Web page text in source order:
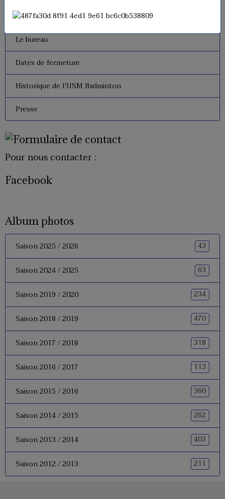
Le règlement interne
Le bureau
Dates de fermeture
Historique de l'USM Badminton
Presse
Pour nous contacter :
Facebook
Album photos
Saison 2025 / 2026 43
Saison 2024 / 2025 63
Saison 2019 / 2020 234
Saison 2018 / 2019 470
Saison 2017 / 2018 318
Saison 2016 / 2017 113
Saison 2015 / 2016 360
Saison 2014 / 2015 262
Saison 2013 / 2014 403
Saison 2012 / 2013 211